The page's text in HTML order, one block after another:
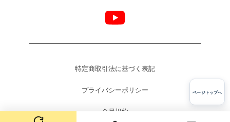
特定商取引法に基づく表記
プライバシーポリシー
会員規約
ページトップへ